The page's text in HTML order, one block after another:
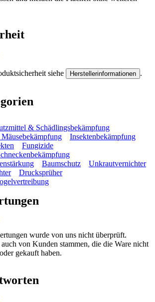
siehe Herstellerinformationen .
& Schädlingsbekämpfung
Insektenbekämpfung
Fungizide
Baumschutz
Unkrautvernichter
Drucksprüher
wurde von uns nicht überprüft.
von Kunden stammen, die die Ware nicht
gekauft haben.